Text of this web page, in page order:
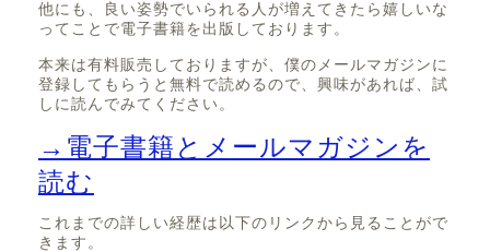
他にも、良い姿勢でいられる人が増えてきたら嬉しいな
ってことで電子書籍を出版しております。
本来は有料販売しておりますが、僕のメールマガジンに
登録してもらうと無料で読めるので、興味があれば、試
しに読んでみてください。
→電子書籍とメールマガジンを
読む
これまでの詳しい経歴は以下のリンクから見ることがで
きます。